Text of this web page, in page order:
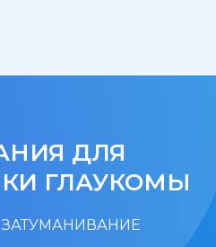
ДЛЯ
ГЛАУКОМЫ